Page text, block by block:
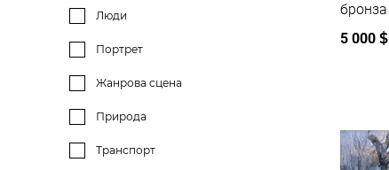
Люди
Портрет
Жанрова сцена
Природа
Транспорт
бронза
5 000$